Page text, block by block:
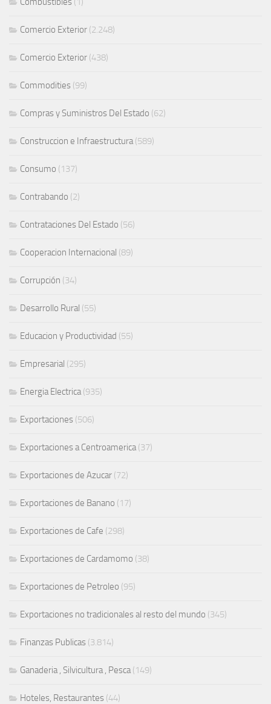
Comercio Exterior (2.248)
Comercio Exterior (438)
Commodities (99)
Compras y Suministros Del Estado (62)
Construccion e Infraestructura(589)
Consumo (137)
Contrabando (2)
Contrataciones Del Estado (56)
Cooperacion Internacional (89)
Corrupción (34)
Desarrollo Rural (55)
Educacion y Productividad (55)
Empresarial (295)
Energia Electrica(935)
Exportaciones (506)
Exportaciones a Centroamerica(37)
Exportaciones de Azucar (72)
Exportaciones de Banano (17)
Exportaciones de Cafe (298)
Exportaciones de Cardamomo (38)
Exportaciones de Petroleo (95)
Exportaciones no tradicionales al resto del mundo (345)
Finanzas Publicas (3.814)
Ganaderia , Silvicultura , Pesca(149)
Hoteles, Restaurantes (44)